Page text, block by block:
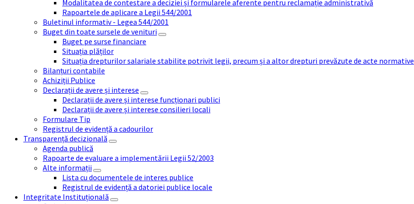
Modalitatea de contestare a deciziei și formularele aferente pentru reclamație administrativă
Rapoartele de aplicare a Legii 544/2001
Buletinul informativ - Legea 544/2001
Buget din toate sursele de venituri
Buget pe surse financiare
Situația plăților
Situația drepturilor salariale stabilite potrivit legii, precum și a altor drepturi prevăzute de acte normative
Bilanțuri contabile
Achiziții Publice
Declarații de avere și interese
Declarații de avere și interese funcționari publici
Declarații de avere și interese consilieri locali
Formulare Tip
Registrul de evidență a cadourilor
Transparență decizională
Agenda publică
Rapoarte de evaluare a implementării Legii 52/2003
Alte informații
Lista cu documentele de interes publice
Registrul de evidență a datoriei publice locale
Integritate Instituțională